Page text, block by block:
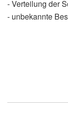
- Verteilung der
- unbekannte